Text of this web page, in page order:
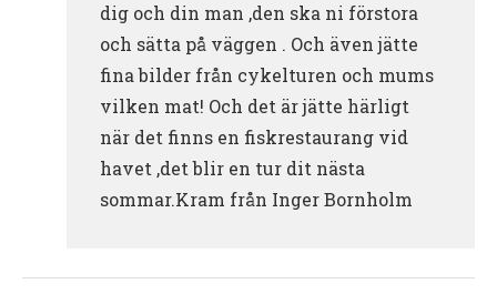
dig och din man ,den ska ni förstora
och sätta på väggen . Och även jätte
fina bilder från cykelturen och mums
vilken mat! Och det är jätte härligt
när det finns en fiskrestaurang vid
havet ,det blir en tur dit nästa
sommar.Kram från Inger Bornholm